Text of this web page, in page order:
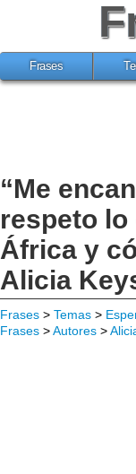
Frases
“Me
respeto lo
África y
Alicia
Frases > Temas >
Frases >Autores >